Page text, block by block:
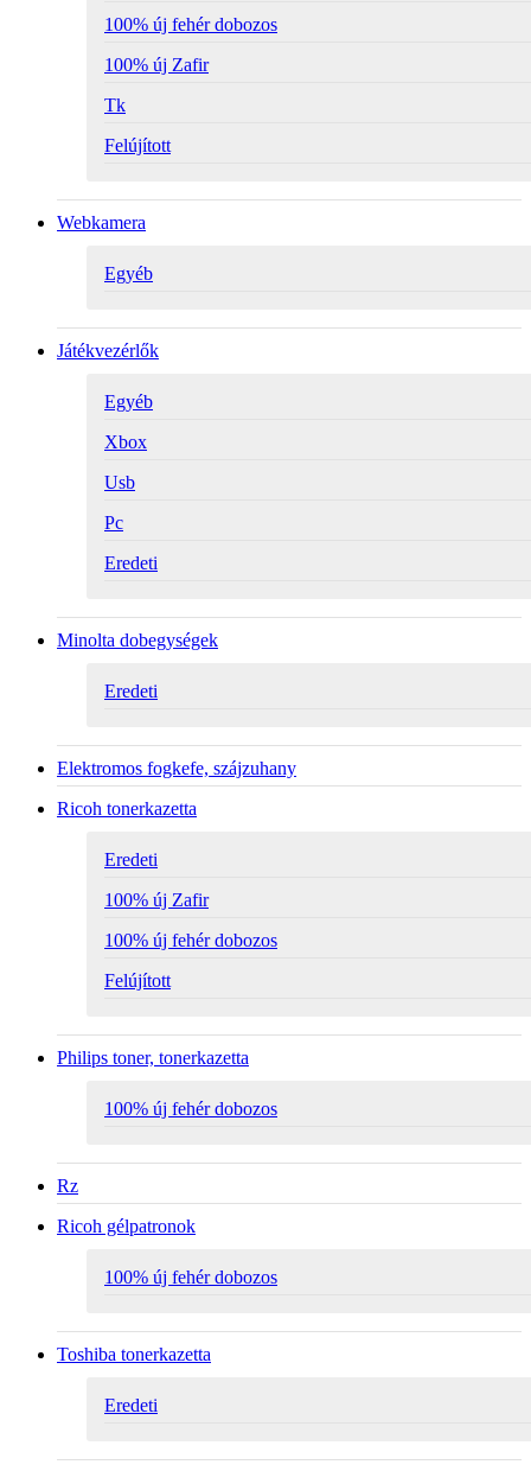
100% új fehér dobozos
100% új Zafir
Tk
Felújított
Webkamera
Egyéb
Játékvezérlők
Egyéb
Xbox
Usb
Pc
Eredeti
Minolta dobegységek
Eredeti
Elektromos fogkefe, szájzuhany
Ricoh tonerkazetta
Eredeti
100% új Zafir
100% új fehér dobozos
Felújított
Philips toner, tonerkazetta
100% új fehér dobozos
Rz
Ricoh gélpatronok
100% új fehér dobozos
Toshiba tonerkazetta
Eredeti